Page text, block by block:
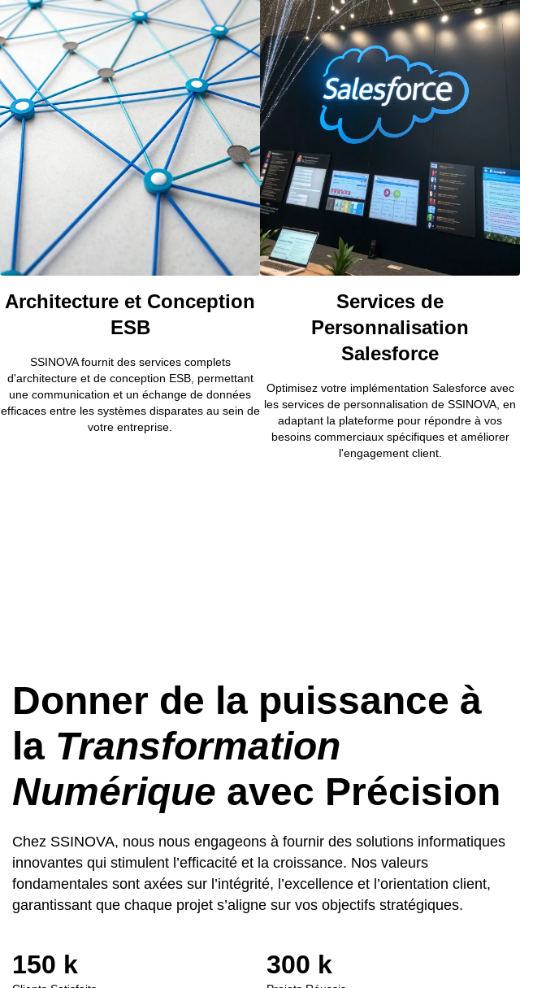
Architecture et Conception
ESB
SSINOVA fournit des services complets
d'architecture et de conception ESB, permettant
une communication et un échange de données
efficaces entre les systèmes disparates au sein de
votre entreprise.
Services de
Personnalisation
Salesforce
Optimisez votre implémentation Salesforce avec
les services de personnalisation de SSINOVA, en
adaptant la plateforme pour répondre à vos
besoins commerciaux spécifiques et améliorer
l'engagement client.
Donner de la puissance à
la Transformation
Numérique avec Précision
Chez SSINOVA, nous nous engageons à fournir des solutions informatiques
innovantes qui stimulent l’efficacité et la croissance. Nos valeurs
fondamentales sont axées sur l’intégrité, l’excellence et l’orientation client,
garantissant que chaque projet s’aligne sur vos objectifs stratégiques.
150 k 300 k